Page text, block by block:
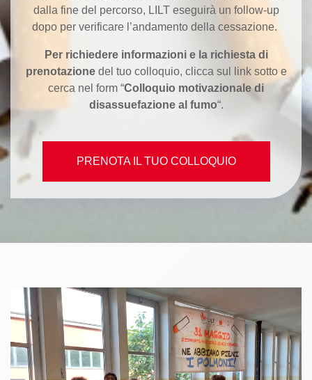
dalla fine del percorso, LILT eseguirà un follow-up
dopo per verificare l’andamento della cessazione.
Per richiedere informazioni e la richiesta di
prenotazionedel tuo colloquio, clicca sul link sotto e
cerca nel form “Colloquio motivazionale di
disassuefazione al fumo“.
PRENOTA IL TUO COLLOQUIO